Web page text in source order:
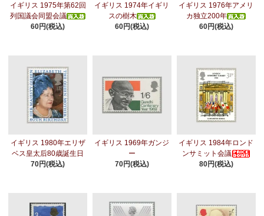
イギリス 1975年第62回
列国議会同盟会議
60円(税込)
イギリス 1974年イギリ
スの樹木
60円(税込)
イギリス 1976年アメリ
カ独立200年
60円(税込)
イギリス 1980年エリザ
ベス皇太后80歳誕生日
70円(税込)
イギリス 1969年ガンジ
ー
70円(税込)
イギリス 1984年ロンド
ンサミット会議
80円(税込)